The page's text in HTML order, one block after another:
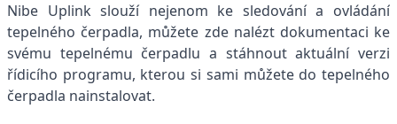
Nibe Uplink slouží nejenom ke sledování a ovládání
tepelného čerpadla, můžete zde nalézt dokumentaci ke
svému tepelnému čerpadlu a stáhnout aktuální verzi
řídicího programu, kterou si sami můžete do tepelného
čerpadla nainstalovat.